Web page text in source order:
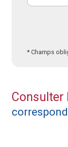
* Champs
Consulter